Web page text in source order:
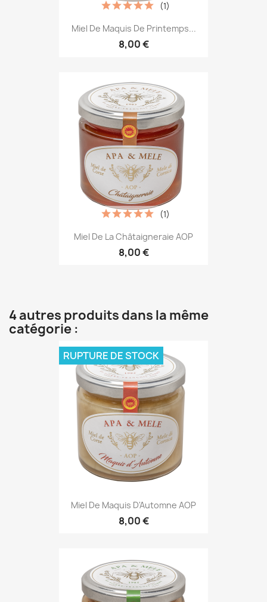
Miel De Maquis De Printemps...
8,00 €
(1)
Miel De La Châtaigneraie AOP
8,00 €
(1)
4 autres produits dans la même
catégorie :
Miel De Maquis D'Automne AOP
8,00 €
RUPTURE DE STOCK